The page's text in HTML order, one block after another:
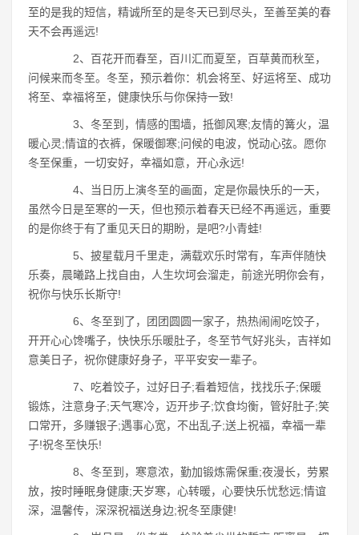
至的是我的短信，精诚所至的是冬天已到尽头，至善至美的春
天不会再遥远!
2、百花开而春至，百川汇而夏至，百草黄而秋至，
问候来而冬至。冬至，预示着你：机会将至、好运将至、成功
将至、幸福将至，健康快乐与你保持一致!
3、冬至到，情感的围墙，抵御风寒;友情的篝火，温
暖心灵;情谊的衣裤，保暖御寒;问候的电波，悦动心弦。愿你
冬至保重，一切安好，幸福如意，开心永远!
4、当日历上演冬至的画面，定是你最快乐的一天，
虽然今日是至寒的一天，但也预示着春天已经不再遥远，重要
的是你终于有了重见天日的期盼，是吧?小青蛙!
5、披星载月千里走，满载欢乐时常有，车声伴随快
乐奏，晨曦路上找自由，人生坎坷会溜走，前途光明你会有，
祝你与快乐长斯守!
6、冬至到了，团团圆圆一家子，热热闹闹吃饺子，
开开心心馋嘴子，快快乐乐暖肚子，冬至节气好兆头，吉祥如
意美日子，祝你健康好身子，平平安安一辈子。
7、吃着饺子，过好日子;看着短信，找找乐子;保暖
锻炼，注意身子;天气寒冷，迈开步子;饮食均衡，管好肚子;笑
口常开，多赚银子;遇事心宽，不出乱子;送上祝福，幸福一辈
子!祝冬至快乐!
8、冬至到，寒意浓，勤加锻炼需保重;夜漫长，劳累
放，按时睡眠身健康;天岁寒，心转暖，心要快乐忧愁远;情谊
深，温馨传，深深祝福送身边;祝冬至康健!